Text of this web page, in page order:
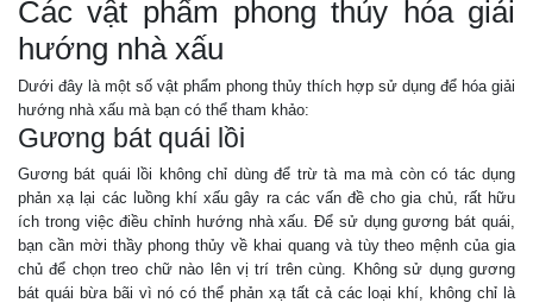
Các vật phẩm phong thủy hóa giải
hướng nhà xấu
Dưới đây là một số vật phẩm phong thủy thích hợp sử dụng để hóa giải
hướng nhà xấu mà bạn có thể tham khảo:
Gương bát quái lồi
Gương bát quái lồi không chỉ dùng để trừ tà ma mà còn có tác dụng
phản xạ lại các luồng khí xấu gây ra các vấn đề cho gia chủ, rất hữu
ích trong việc điều chỉnh hướng nhà xấu. Để sử dụng gương bát quái,
bạn cần mời thầy phong thủy về khai quang và tùy theo mệnh của gia
chủ để chọn treo chữ nào lên vị trí trên cùng. Không sử dụng gương
bát quái bừa bãi vì nó có thể phản xạ tất cả các loại khí, không chỉ là